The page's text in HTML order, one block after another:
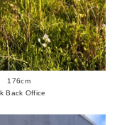
176cm
Back Office